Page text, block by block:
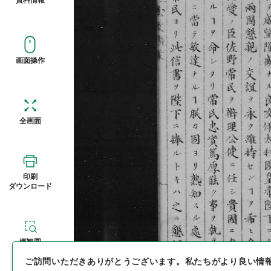
画面操作
全画面
印刷
ダウンロード
概観図
ご訪問いただきありがとうございます。 私たちがより良い情